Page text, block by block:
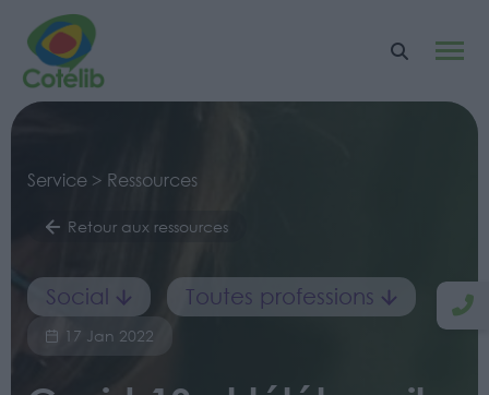
Service > Ressources
Retour aux ressources
Social Toutes professions
17 Jan 2022